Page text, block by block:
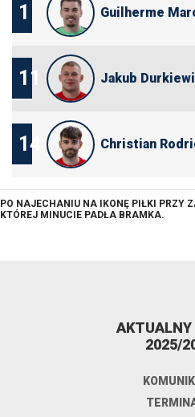
1 Guilherme
11 Jakub
14 Christian
PO NAJECHANIU NA IKONĘ PIŁKI PRZY
KTÓREJ MINUCIE PADŁA BRAMKA.
AKTUALNY
2025/